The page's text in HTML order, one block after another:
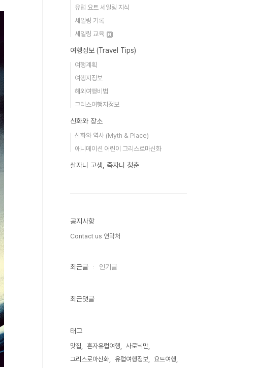
유럽 요트 세일링 지식
세일링 기록
세일링 교육
여행정보 (Travel Tips)
여행계획
여행지정보
해외여행비법
그리스여행지정보
신화와 장소
신화와 역사 (Myth & Place)
애니메이션 어린이 그리스로마신화
살자니 고생, 죽자니 청춘
공지사항
Contact us 연락처
최근글 인기글
최근댓글
태그
맛집 혼자유럽여행
사로닉만
그리스로마신화
유럽여행정보
요트여행